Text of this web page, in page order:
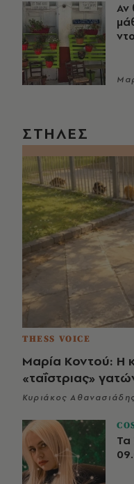
Αν
ΣΤΗΛΕΣ
THESS VOICE
Μαρία Κοντού: Η
«ταΐστριας»
Κυριάκος
Τα